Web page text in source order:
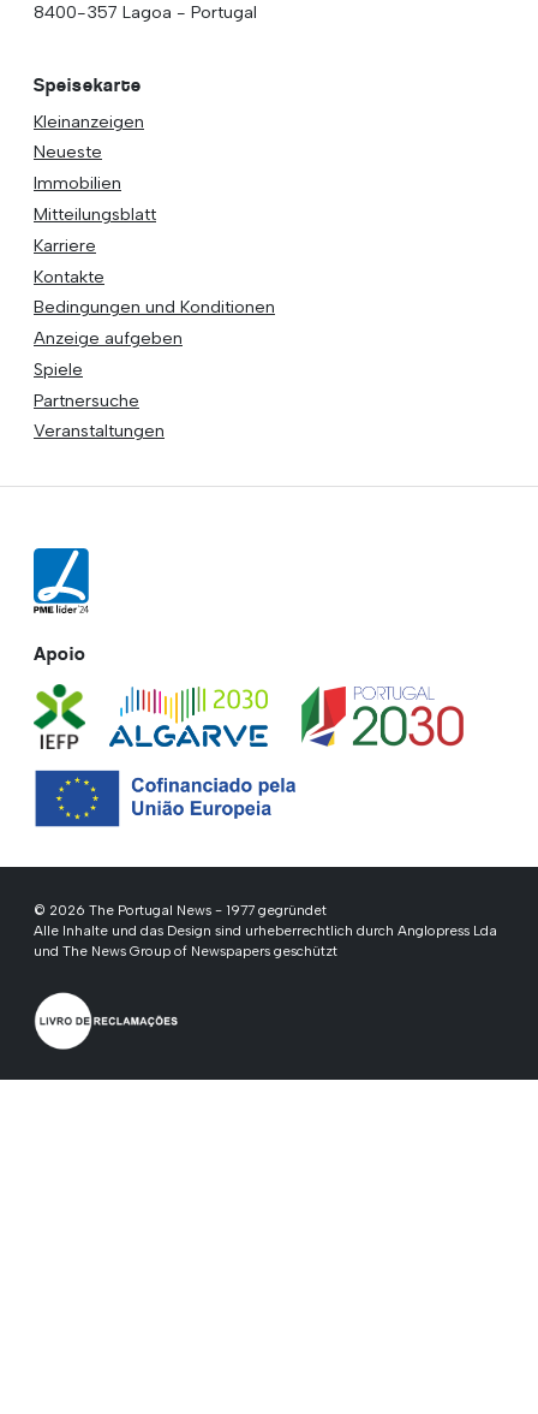
8400-357 Lagoa - Portugal
Speisekarte
Kleinanzeigen
Neueste
Immobilien
Mitteilungsblatt
Karriere
Kontakte
Bedingungen und Konditionen
Anzeige aufgeben
Spiele
Partnersuche
Veranstaltungen
Apoio
© 2026 The Portugal News - 1977 gegründet
Alle Inhalte und das Design sind urheberrechtlich durch Anglopress Lda
und The News Group of Newspapers geschützt